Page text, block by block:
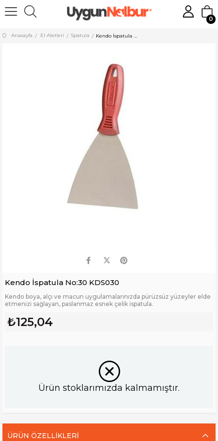
0
Anasayfa El Aletleri Spatula
Kendo İspatula No:30 KDS030
Kendo boya, alçı ve macun uygulamalarınızda pürüzsüz yüzeyler elde
etmenizi sağlayan, paslanmaz esnek çelik ispatula.
₺125,04
Ürün stoklarımızda kalmamıştır.
ÜRÜN ÖZELLIKLERI